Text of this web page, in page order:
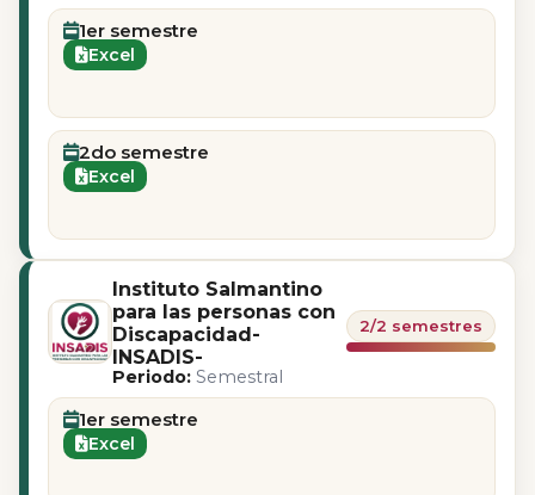
1er semestre
Excel
2do semestre
Excel
Instituto Salmantino
para las personas con
Discapacidad-
INSADIS-
Periodo: Semestral
2/2 semestres
1er semestre
Excel